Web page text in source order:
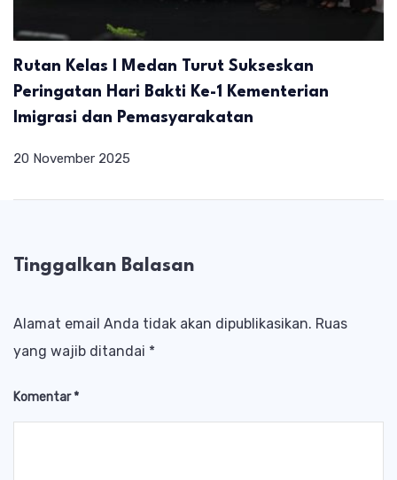
Rutan Kelas I Medan Turut Sukseskan
Peringatan Hari Bakti Ke-1 Kementerian
Imigrasi dan Pemasyarakatan
20 November 2025
Tinggalkan Balasan
Alamat email Anda tidak akan dipublikasikan. Ruas
yang wajib ditandai *
Komentar*